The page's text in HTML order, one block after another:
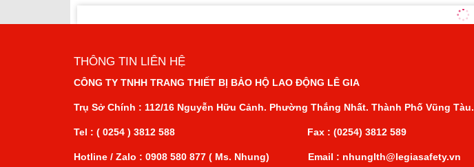
THÔNG TIN LIÊN HỆ
CÔNG TY TNHH TRANG THIẾT BỊ BẢO HỘ LAO ĐỘNG LÊ GIA
Trụ Sở Chính : 112/16 Nguyễn Hữu Cảnh. Phường Thắng Nhất. Thành Phố Vũng Tàu.
Tel : ( 0254 ) 3812 588 Fax : (0254) 3812 589
Hotline / Zalo : 0908 580 877 ( Ms. Nhung) Email : nhunglth@legiasafety.vn